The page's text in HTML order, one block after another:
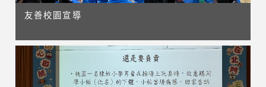
友善校園宣導